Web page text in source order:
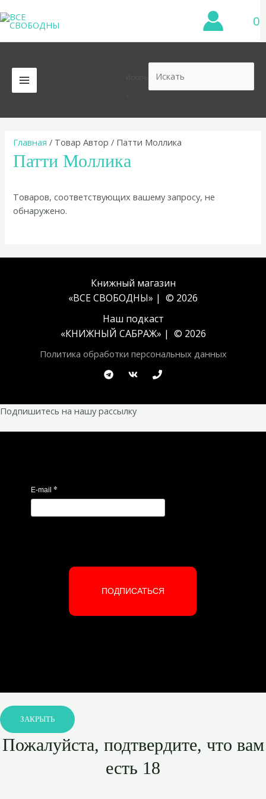
к
содержимому
0
MAIN
MENU
Главная / Товар Автор / Патти Моллика
Патти Моллика
Товаров, соответствующих вашему запросу, не
обнаружено.
Книжный магазин
«ВСЕ СВОБОДНЫ» | © 2026
Наш подкаст
«КНИЖНЫЙ САБРАЖ» | © 2026
Политика обработки персональных данных
Подпишитесь на нашу рассылку
E-mail *
ПОДПИСАТЬСЯ
ЗАКРЫТЬ
Пожалуйста, подтвердите, что вам
есть 18